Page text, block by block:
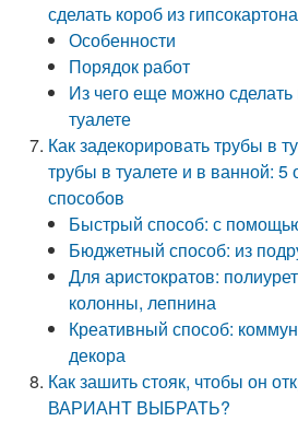
сделать короб из гипсокартона
Особенности
Порядок работ
Из чего еще можно сделать
туалете
Как задекорировать трубы в
трубы в туалете и в ванной: 5
способов
Быстрый способ: с
Бюджетный способ: из
Для аристократов:
колонны, лепнина
Креативный способ:
декора
Как зашить стояк, чтобы он
ВАРИАНТ ВЫБРАТЬ?